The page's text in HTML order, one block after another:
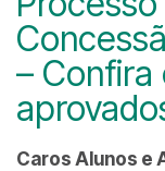
– Confira
Caros Alunos e